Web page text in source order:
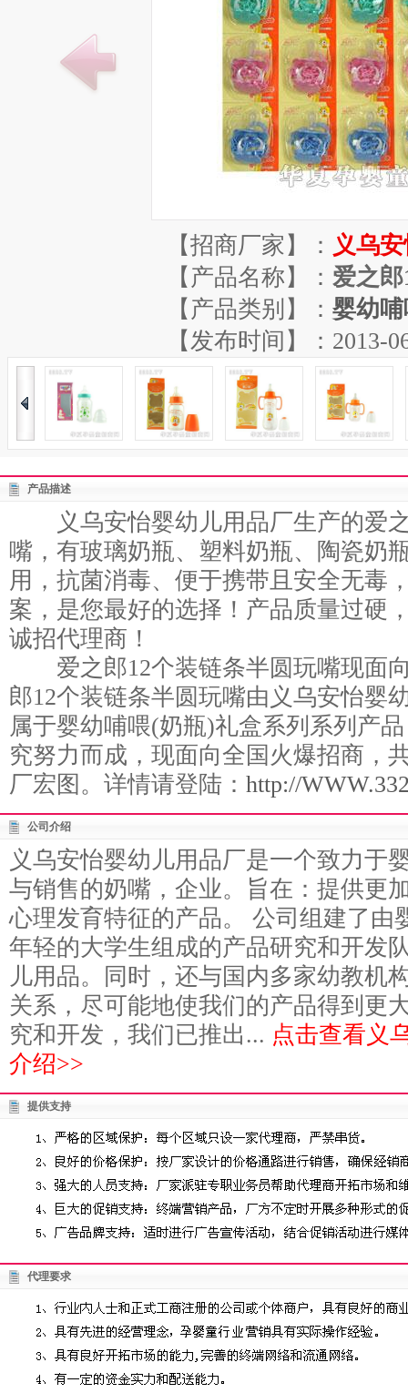
【招商厂家】： 义乌
【产品名称】： 爱之
【产品类别】： 婴幼
【发布时间】：2013-
产品描述
义乌安怡婴幼儿用品厂生产的爱之
嘴，有玻璃奶瓶、塑料奶瓶、陶瓷奶
用，抗菌消毒、便于携带且安全无毒
案，是您最好的选择！产品质量过硬
诚招代理商！
爱之郎12个装链条半圆玩嘴现面
郎12个装链条半圆玩嘴由义乌安怡婴
属于婴幼哺喂(奶瓶)礼盒系列系列产
究努力而成，现面向全国火爆招商，
厂宏图。详情请登陆： http://
公司介绍
义乌安怡婴幼儿用品厂是一个致力于
与销售的奶嘴，企业。旨在：提供更
心理发育特征的产品。 公司组建了由
年轻的大学生组成的产品研究和开发
儿用品。同时，还与国内多家幼教机
关系，尽可能地使我们的产品得到更
究和开发，我们已推出... 点击查看义
介绍>>
提供支持
代理要求